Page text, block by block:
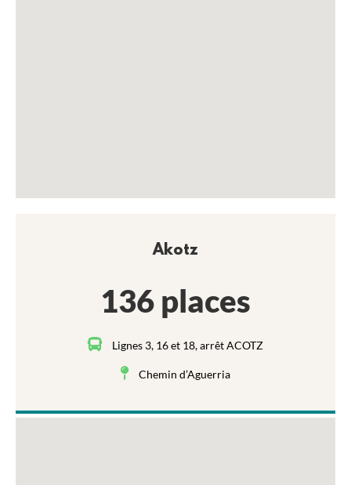
Akotz
136 places
Lignes 3, 16 et 18, arrêt ACOTZ
Chemin d’Aguerria